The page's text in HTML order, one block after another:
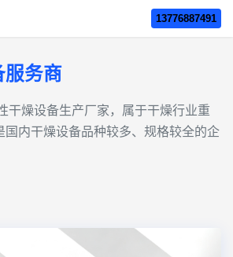
13776887491
服务商
干燥设备生产厂家‌，属于干燥行业重
国内干燥设备品种较多、规格较全的企